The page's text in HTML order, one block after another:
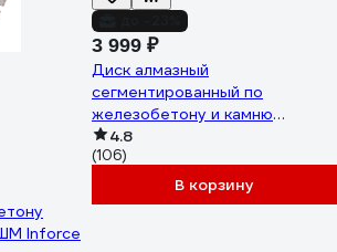
Inforce
3 999 ₽
Диск алмазный
сегментированный по
железобетону и камню
350х3.4х30 мм RAGE Furious
600350
4.8
(106)
В корзину